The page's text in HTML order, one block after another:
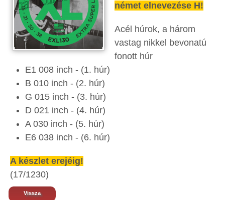
német elnevezése H!
Acél húrok, a három
vastag nikkel bevonatú
fonott húr
E1 008 inch - (1. húr)
B 010 inch - (2. húr)
G 015 inch - (3. húr)
D 021 inch - (4. húr)
A 030 inch - (5. húr)
E6 038 inch - (6. húr)​
A készlet erejéig!
(17/1230)
Vissza